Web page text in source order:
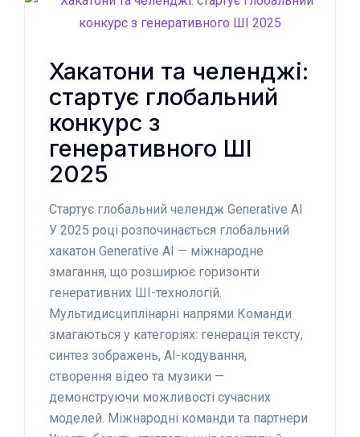
Хакатони та челенджі:
стартує глобальний
конкурс з
генеративного ШІ
2025
Стартує глобальний челендж Generative AI
У 2025 році розпочинається глобальний
хакатон Generative AI — міжнародне
змагання, що розширює горизонти
генеративних ШІ-технологій.
Мультидисциплінарні напрями Команди
змагаються у категоріях: генерація тексту,
синтез зображень, AI-кодування,
створення відео та музики —
демонструючи можливості сучасних
моделей. Міжнародні команди та партнери